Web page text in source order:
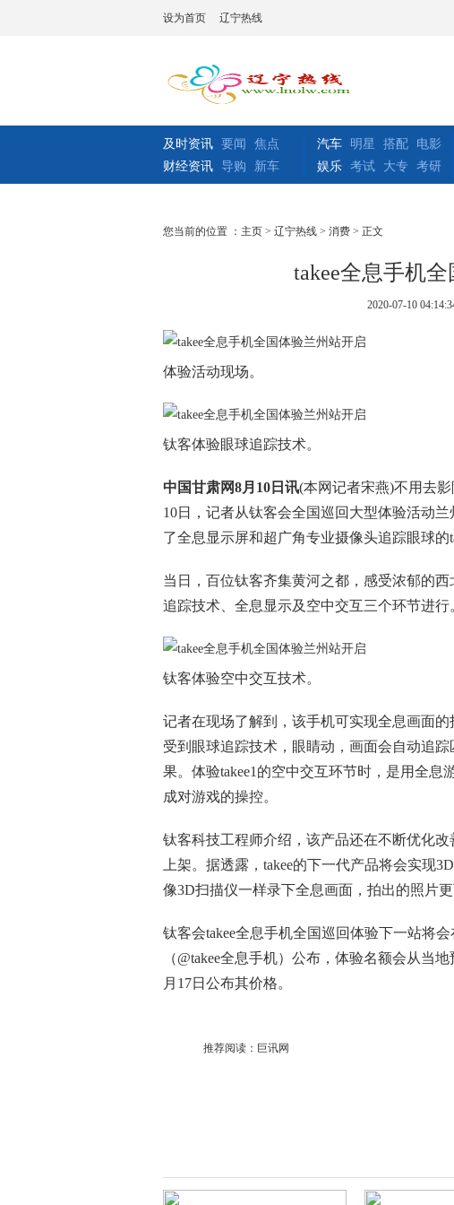
设为首页 辽宁热线
及时资讯 要闻
焦点
财经资讯 导购 新车
汽车 明星 搭配
电影
娱乐 考试 大专 考研
您当前的位置 ： 主页 > 辽宁热线 > 消费 > 正文
takee全息手机
2020-07-10
体验活动现场。
钛客体验眼球追踪技术。
中国甘肃网8月10日讯(本网记者宋燕)不用去
10日，记者从钛客会全国巡回大型体验活动
了全息显示屏和超广角专业摄像头追踪眼球的
当日，百位钛客齐集黄河之都，感受浓郁的
追踪技术、全息显示及空中交互三个环节进行
钛客体验空中交互技术。
记者在现场了解到，该手机可实现全息画面
受到眼球追踪技术，眼睛动，画面会自动追
果。体验takee1的空中交互环节时，是用全
成对游戏的操控。
钛客科技工程师介绍，该产品还在不断优化
上架。据透露，takee的下一代产品将会实现
像3D扫描仪一样录下全息画面，拍出的照片
钛客会takee全息手机全国巡回体验下一站将
（@takee全息手机）公布，体验名额会从当
月17日公布其价格。
推荐阅读： 巨讯网